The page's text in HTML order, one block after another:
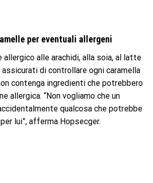
per eventuali allergeni
allergico alle arachidi, alla soia, al latte
di controllare ogni caramella
contenga ingredienti che potrebbero
allergica. “Non vogliamo che un
qualcosa che potrebbe
lui”, afferma Hopsecger.